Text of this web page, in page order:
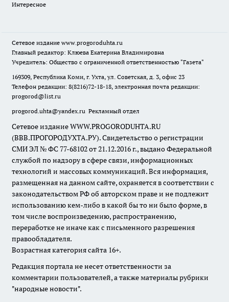
Интересное
Сетевое издание www.progoroduhta.ru
Главный редактор: Клюева Екатерина Владимировна
Учредитель: Общество с ограниченной ответственностью "Газета"
169309, Республика Коми, г. Ухта, ул. Советская, д. 3, офис 23
Телефон редакции: 8(8216)72-18-18, электронная почта редакции:
progorod@list.ru
progorod.uhta@yandex.ru Рекламный отдел
Сетевое издание WWW.PROGORODUHTA.RU
(ВВВ.ПРОГОРОДУХТА.РУ). Свидетельство о регистрации
СМИ ЭЛ № ФС 77-68102 от 21.12.2016 г., выдано Федеральной
службой по надзору в сфере связи, информационных
технологий и массовых коммуникаций. Вся информация,
размещенная на данном сайте, охраняется в соответствии с
законодательством РФ об авторском праве и не подлежит
использованию кем-либо в какой бы то ни было форме, в
том числе воспроизведению, распространению,
переработке не иначе как с письменного разрешения
правообладателя.
Возрастная категория сайта 16+.
Редакция портала не несет ответственности за
комментарии пользователей, а также материалы рубрики
"народные новости".